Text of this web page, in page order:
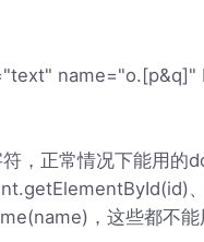
name="o.[p&q]"
，正常情况下能用的
，这些都不能